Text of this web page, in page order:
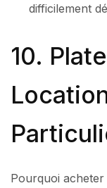
difficilement
10.
Pourquoi